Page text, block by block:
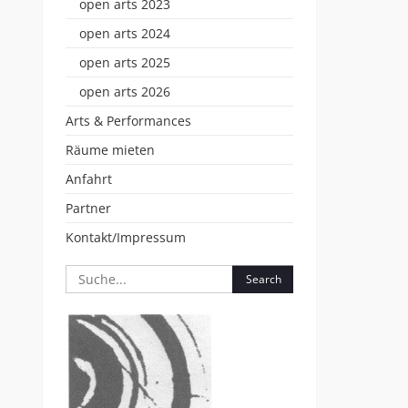
open arts 2023
open arts 2024
open arts 2025
open arts 2026
Arts & Performances
Räume mieten
Anfahrt
Partner
Kontakt/Impressum
Search
for: